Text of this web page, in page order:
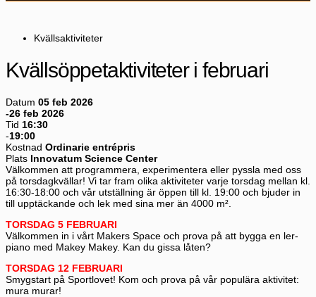
Kvällsaktiviteter
Kvällsöppetaktiviteter i februari
Datum 05 feb 2026
-26 feb 2026
Tid 16:30
-19:00
Kostnad Ordinarie entrépris
Plats Innovatum Science Center
Välkommen att programmera, experimentera eller pyssla med oss
på torsdagkvällar! Vi tar fram olika aktiviteter varje torsdag mellan kl.
16:30-18:00 och vår utställning är öppen till kl. 19:00 och bjuder in
till upptäckande och lek med sina mer än 4000 m².
TORSDAG 5 FEBRUARI
Välkommen in i vårt Makers Space och prova på att bygga en ler-
piano med Makey Makey. Kan du gissa låten?
TORSDAG 12 FEBRUARI
Smygstart på Sportlovet! Kom och prova på vår populära aktivitet:
mura murar!